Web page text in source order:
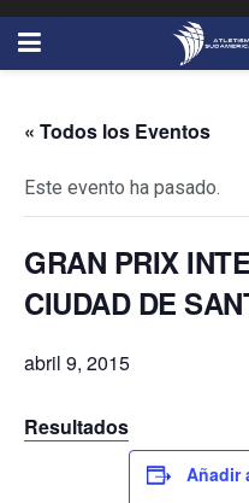
« Todos los Eventos
Este evento ha pasado.
GRAN PRIX
CIUDAD DE
abril 9, 2015
Resultados
Añadir